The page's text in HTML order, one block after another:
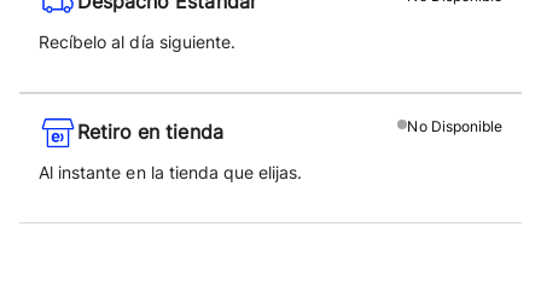
Recíbelo al día siguiente.
No Disponible
Retiro en tienda
Al instante en la tienda que elijas.